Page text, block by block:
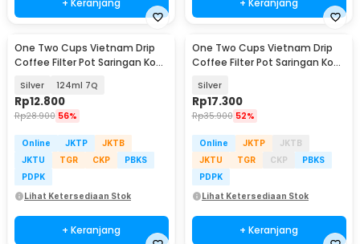
One Two Cups Vietnam Drip
Coffee Filter Pot Saringan Kopi
Silver 124ml 7Q
Rp12.800
Rp28.900 56%
Online JKTP
JKTB
JKTU
TGR CKP
PBKS
PDPK
Lihat Ketersediaan Stok
+ Keranjang
One Two Cups Vietnam Drip
Coffee Filter Pot Saringan Kopi
Silver
Rp17.300
Rp35.900 52%
Online JKTP
JKTB
JKTU
TGR CKP
PBKS
PDPK
Lihat Ketersediaan Stok
+ Keranjang